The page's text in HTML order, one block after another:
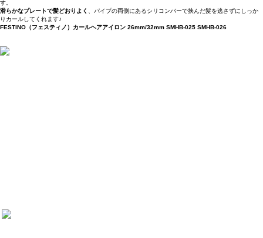
す。
滑らかなプレートで髪どおりよく
、パイプの両側にあるシリコンバーで挟んだ髪を逃さずにしっか
りカールしてくれます♪
FESTINO（フェスティノ）カールヘアアイロン 26mm/32mm SMHB-025 SMHB-026